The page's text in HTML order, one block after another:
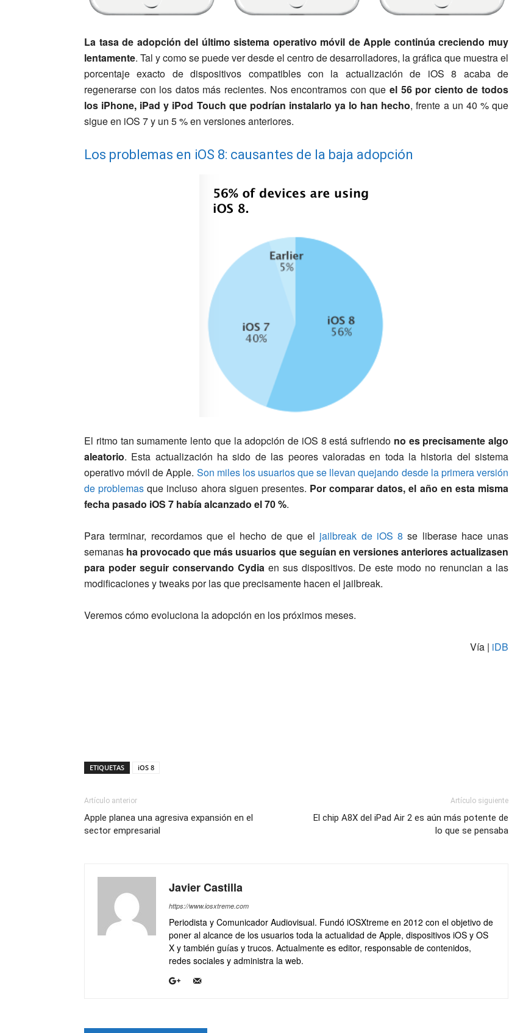
La tasa de adopción del último sistema operativo móvil de Apple continúa creciendo muy
lentamente. Tal y como se puede ver desde el centro de desarrolladores, la gráfica que muestra el
porcentaje exacto de dispositivos compatibles con la actualización de iOS 8 acaba de
regenerarse con los datos más recientes. Nos encontramos con que el 56 por ciento de todos
los iPhone, iPad y iPod Touch que podrían instalarlo ya lo han hecho, frente a un 40 % que
sigue en iOS 7 y un 5 % en versiones anteriores.
Los problemas en iOS 8: causantes de la baja adopción
El ritmo tan sumamente lento que la adopción de iOS 8 está sufriendo no es precisamente algo
aleatorio. Esta actualización ha sido de las peores valoradas en toda la historia del sistema
operativo móvil de Apple. Son miles los usuarios que se llevan quejando desde la primera versión
de problemasque incluso ahora siguen presentes. Por comparar datos, el año en esta misma
fecha pasado iOS 7 había alcanzado el 70 %.
Para terminar, recordamos que el hecho de que el jailbreak de iOS 8 se liberase hace unas
semanas ha provocado que más usuarios que seguían en versiones anteriores actualizasen
para poder seguir conservando Cydiaen sus dispositivos. De este modo no renuncian a las
modificaciones y tweaks por las que precisamente hacen el jailbreak.
Veremos cómo evoluciona la adopción en los próximos meses.
Vía | iDB
ETIQUETAS iOS 8
Artículo anterior
Apple planea una agresiva expansión en el
sector empresarial
Artículo siguiente
El chip A8X del iPad Air 2 es aún más potente de
lo que se pensaba
Javier Castilla
https://www.iosxtreme.com
Periodista y Comunicador Audiovisual. Fundó iOSXtreme en 2012 con el objetivo de
poner al alcance de los usuarios toda la actualidad de Apple, dispositivos iOS y OS
X y también guías y trucos. Actualmente es editor, responsable de contenidos,
redes sociales y administra la web.